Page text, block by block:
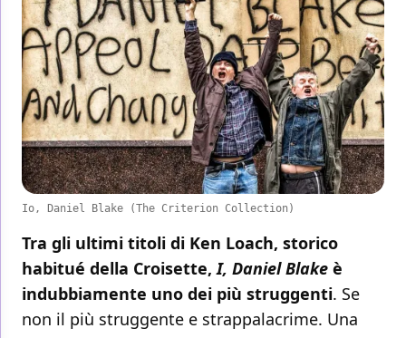
Io, Daniel Blake (The Criterion Collection)
Tra gli ultimi titoli di Ken Loach, storico
habitué della Croisette,I, Daniel Blake è
indubbiamente uno dei più struggenti. Se
non il più struggente e strappalacrime. Una